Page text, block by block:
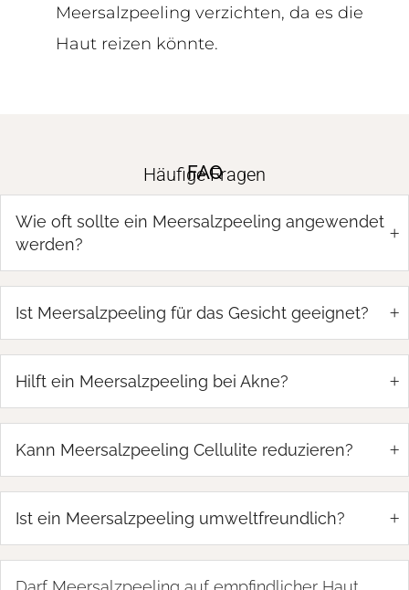
Meersalzpeeling verzichten, da es die
Haut reizen könnte.
FAQ
Häufige Fragen
Wie oft sollte ein Meersalzpeeling angewendet
werden?
+
Ist Meersalzpeeling für das Gesicht geeignet? +
Hilft ein Meersalzpeeling bei Akne? +
Kann Meersalzpeeling Cellulite reduzieren? +
Ist ein Meersalzpeeling umweltfreundlich? +